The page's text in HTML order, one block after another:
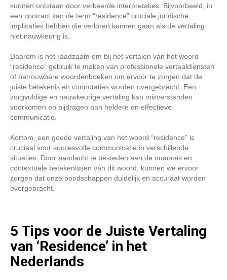
kunnen ontstaan door verkeerde interpretaties. Bijvoorbeeld, in
een contract kan de term “residence” cruciale juridische
implicaties hebben die verloren kunnen gaan als de vertaling
niet nauwkeurig is.
Daarom is het raadzaam om bij het vertalen van het woord
“residence” gebruik te maken van professionele vertaaldiensten
of betrouwbare woordenboeken om ervoor te zorgen dat de
juiste betekenis en connotaties worden overgebracht. Een
zorgvuldige en nauwkeurige vertaling kan misverstanden
voorkomen en bijdragen aan heldere en effectieve
communicatie.
Kortom, een goede vertaling van het woord “residence” is
cruciaal voor succesvolle communicatie in verschillende
situaties. Door aandacht te besteden aan de nuances en
contextuele betekenissen van dit woord, kunnen we ervoor
zorgen dat onze boodschappen duidelijk en accuraat worden
overgebracht.
5 Tips voor de Juiste Vertaling
van ‘Residence’ in het
Nederlands